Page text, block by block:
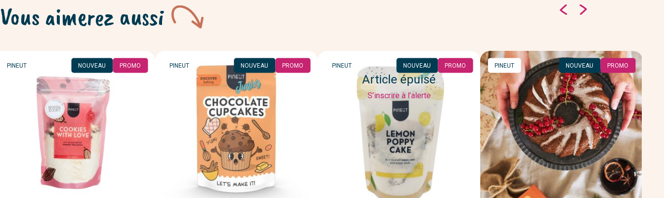
Vous aimerez aussi
MARQUE
PINEUT PROMO
NOUVEAU MARQUE
PINEUT PROMO
NOUVEAU MARQUE
PINEUT PROMO
NOUVEAU
Article épuisé
S’inscrire à l’alerte
MARQUE
PINEUT PROMO
NOUVEAU